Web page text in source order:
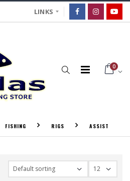
LINKS
0
FISHING RIGS ASSIST